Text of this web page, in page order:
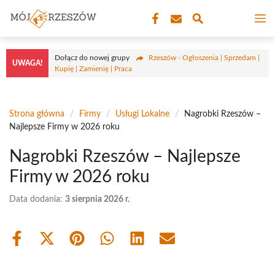
treści
UWAGA!
Dołącz do nowej grupy
Rzeszów - Ogłoszenia | Sprzedam |
Kupię | Zamienię | Praca
Strona główna / Firmy / Usługi Lokalne /
Nagrobki Rzeszów –
Najlepsze Firmy w 2026 roku
Nagrobki Rzeszów – Najlepsze
Firmy w 2026 roku
Data dodania: 3 sierpnia 2026 r.
Share
Share Share Share Share Share